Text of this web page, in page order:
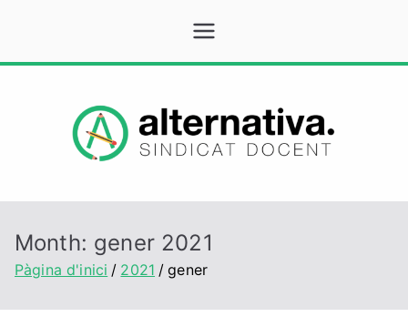
contingut
Alternativa
Sindicat Docent
Month: gener 2021
Pàgina d'inici 2021 gener